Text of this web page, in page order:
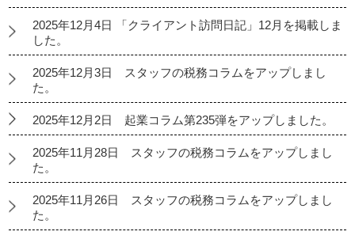
2025年12月4日 「クライアント訪問日記」12月を掲載しま
した。
2025年12月3日 スタッフの税務コラムをアップしまし
た。
2025年12月2日 起業コラム第235弾をアップしました。
2025年11月28日 スタッフの税務コラムをアップしまし
た。
2025年11月26日 スタッフの税務コラムをアップしまし
た。